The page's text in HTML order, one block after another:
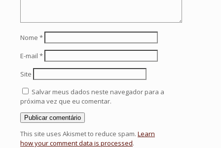
Nome *
E-mail *
Site
Salvar meus dados neste navegador para a
próxima vez que eu comentar.
This site uses Akismet to reduce spam. Learn
how your comment data is processed.